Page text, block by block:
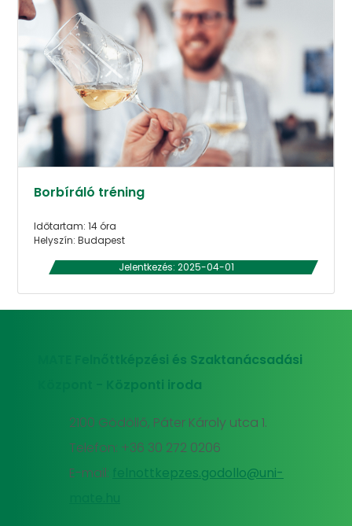
Borbíráló tréning
Időtartam: 14 óra
Helyszín: Budapest
Jelentkezés: 2025-04-01
MATE Felnőttképzési és Szaktanácsadási
Központ - Központi iroda
2100 Gödöllő, Páter Károly utca 1.
Telefon: +36 30 272 0206
E-mail:
felnottkepzes.godollo@uni-